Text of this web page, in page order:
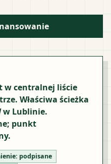
w centralnej liście
Właściwa ścieżka
w Lublinie.
punkt
podpisane